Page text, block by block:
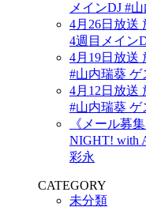
メインDJ #
4月26日放送
4週目メイン
4月19日放送
#山内瑞葵 ゲ
4月12日放送
#山内瑞葵 ゲ
《メール募
NIGHT! with
彩永
CATEGORY
未分類